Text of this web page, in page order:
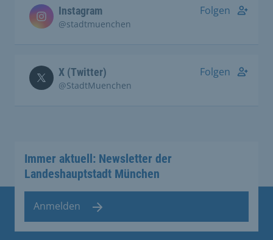
Instagram
@stadtmuenchen
Folgen
X (Twitter)
@StadtMuenchen
Folgen
Immer aktuell: Newsletter der
Landeshauptstadt München
Anmelden